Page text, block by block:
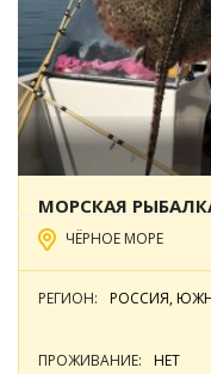
МОРСКАЯ
ЧЁРНОЕ МОРЕ
РЕГИОН: РОССИЯ,
ПРОЖИВАНИЕ:
НЕТ
По цене По